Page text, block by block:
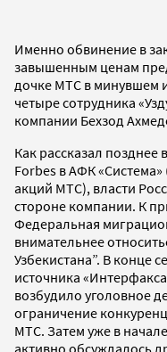
Именно обвинение в
завышенным ценам
дочке МТС в минувшем
четыре сотрудника
компании Бехзод
Как рассказал
Forbes в АФК
акций МТС), власти
стороне компании. К
Федеральная
внимательнее
Узбекистана”. В конце
источника
возбудило уголовное
ограничение
МТС. Затем уже в
активно обсуждалось